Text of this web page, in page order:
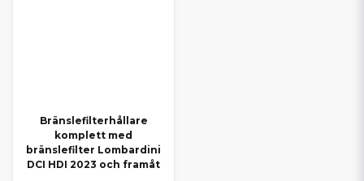
Bränslefilterhållare
komplett med
bränslefilter Lombardini
DCI HDI 2023 och framåt